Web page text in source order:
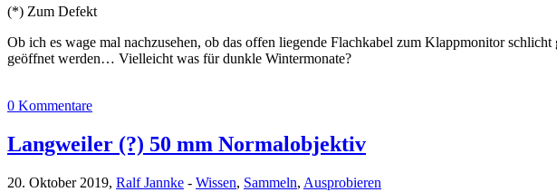
(*) Zum Defekt
Ob ich es wage mal nachzusehen, ob das offen liegende Flachkabel zum Klappmonitor
geöffnet werden… Vielleicht was für dunkle Wintermonate?
0 Kommentare
Langweiler (?) 50 mm Normalobjektiv
20. Oktober 2019, Ralf Jannke - Wissen, Sammeln, Ausprobieren